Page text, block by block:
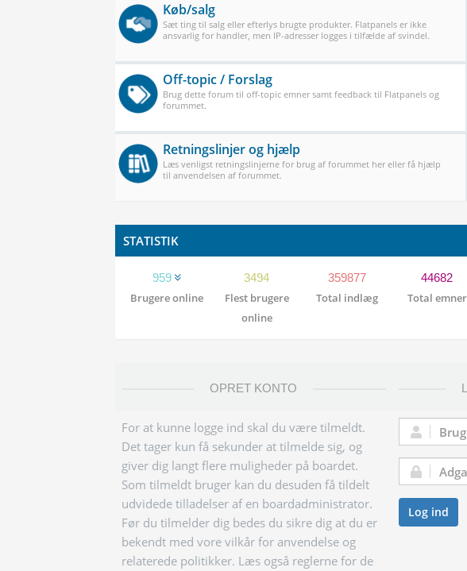
Køb/salg
Sæt ting til salg eller efterlys brugte produkter. Flatpanels er ikke
ansvarlig for handler, men IP-adresser logges i tilfælde af svindel.
Off-topic / Forslag
Brug dette forum til off-topic emner samt feedback til Flatpanels og
forummet.
Retningslinjer og hjælp
Læs venligst retningslinjerne for brug af forummet her eller få hjælp
til anvendelsen af forummet.
STATISTIK
959
Brugere online
3494
Flest brugere
online
359877
Total indlæg
44682
Total emner
OPRET KONTO
For at kunne logge ind skal du være tilmeldt.
Det tager kun få sekunder at tilmelde sig, og
giver dig langt flere muligheder på boardet.
Som tilmeldt bruger kan du desuden få tildelt
udvidede tilladelser af en boardadministrator.
Før du tilmelder dig bedes du sikre dig at du er
bekendt med vore vilkår for anvendelse og
relaterede politikker. Læs også reglerne for de
Log ind